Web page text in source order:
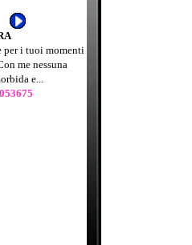
per i tuoi momenti
me nessuna
e...